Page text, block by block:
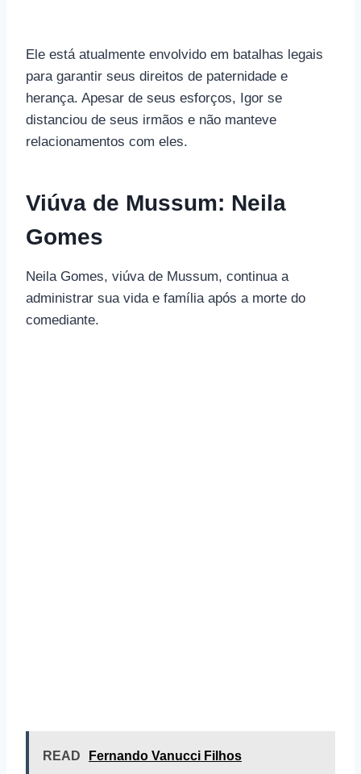
Ele está atualmente envolvido em batalhas legais
para garantir seus direitos de paternidade e
herança. Apesar de seus esforços, Igor se
distanciou de seus irmãos e não manteve
relacionamentos com eles.
Viúva de Mussum: Neila
Gomes
Neila Gomes, viúva de Mussum, continua a
administrar sua vida e família após a morte do
comediante.
READ Fernando Vanucci Filhos